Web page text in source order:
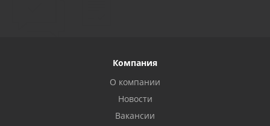
Компания
О компании
Новости
Вакансии